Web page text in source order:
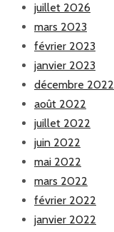
juillet 2026
mars 2023
février 2023
janvier 2023
décembre 2022
août 2022
juillet 2022
juin 2022
mai 2022
mars 2022
février 2022
janvier 2022